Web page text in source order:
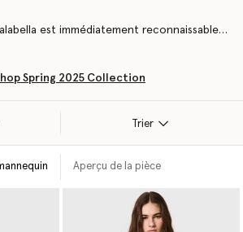
est immédiatement reconnaissable à
masculine et féminine, encadrant
et d’autres articles de luxe
Spring 2025 Collection
Trier
Aperçu de la pièce